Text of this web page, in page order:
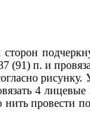
(91) п. и
4 лицевые
провести